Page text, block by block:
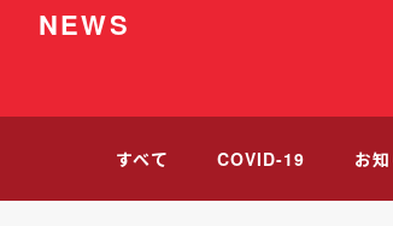
NEWS
すべて COVID-19 お